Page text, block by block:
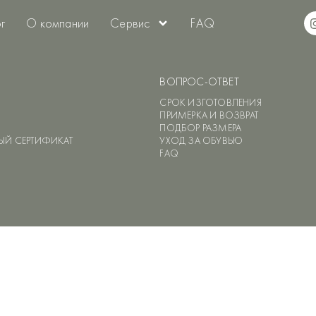
О компании Сервис FAQ
СЕРТИФИКАТ
ВОПРОС-ОТВЕТ
СРОК ИЗГОТОВЛЕНИЯ
ПРИМЕРКА И ВОЗВРАТ
ПОДБОР РАЗМЕРА
УХОД ЗА ОБУВЬЮ
FAQ